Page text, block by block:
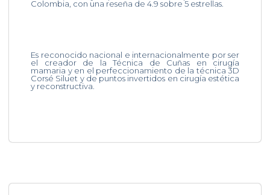
Colombia, con una reseña de 4.9 sobre 5 estrellas.
Es reconocido nacional e internacionalmente por ser
el creador de la Técnica de Cuñas en cirugía
mamaria y en el perfeccionamiento de la técnica 3D
Corsé Siluet y de puntos invertidos en cirugía estética
y reconstructiva.